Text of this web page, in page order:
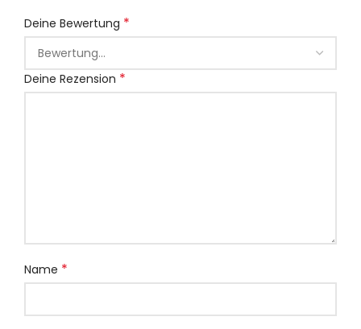
Deine Bewertung *
Deine Rezension *
Name *